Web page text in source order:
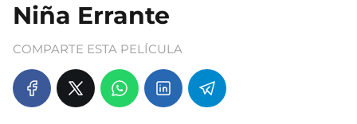
Niña Errante
COMPARTE ESTA PELÍCULA